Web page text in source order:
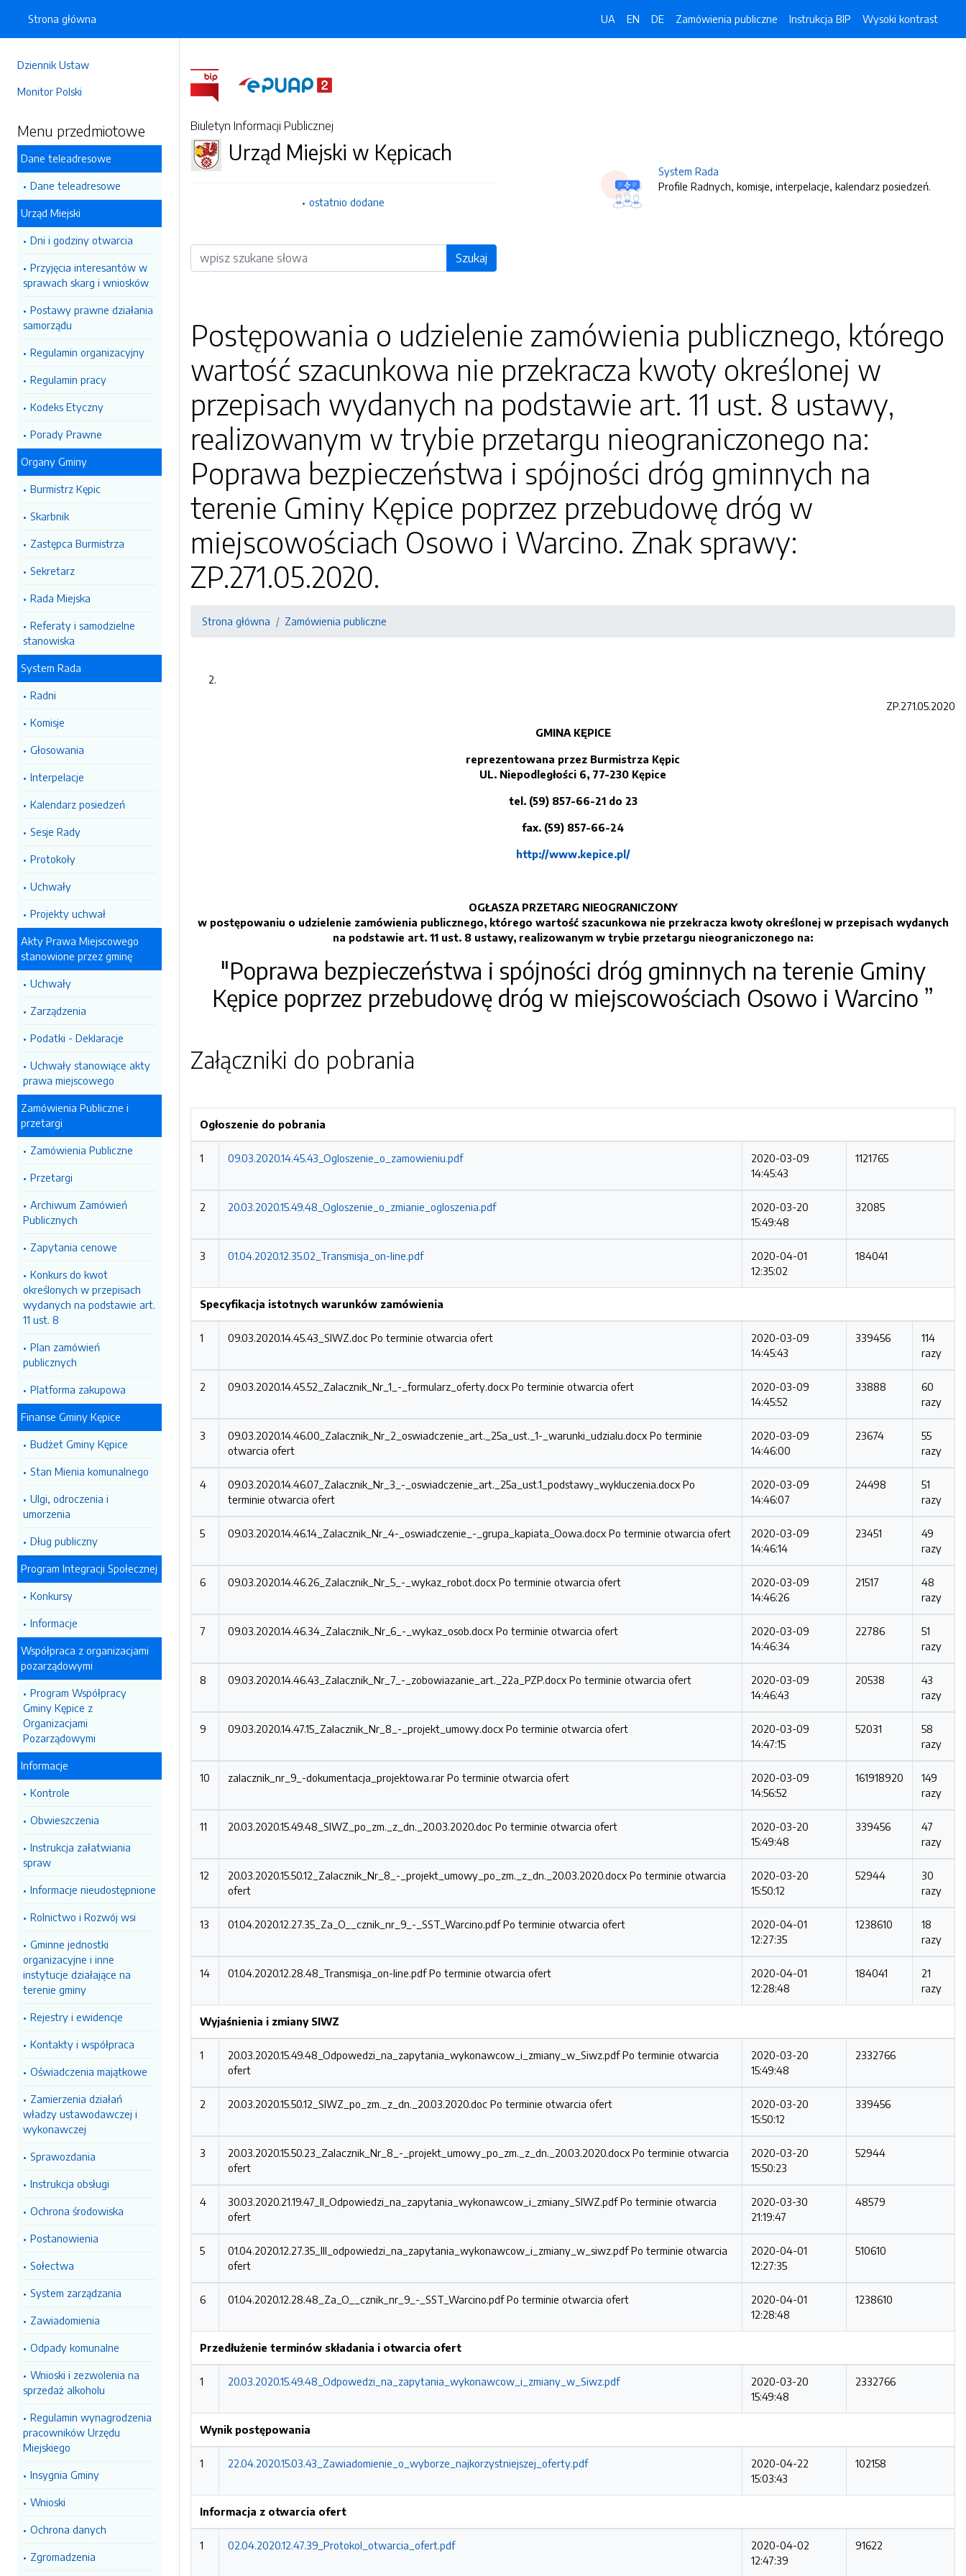
Dziennik Ustaw
Monitor Polski
Menu przedmiotowe
Dane teleadresowe
Dane teleadresowe
Urząd Miejski
Dni i godziny otwarcia
Przyjęcia interesantów w
sprawach skarg i wniosków
Postawy prawne działania
samorządu
Regulamin organizacyjny
Regulamin pracy
Kodeks Etyczny
Porady Prawne
Organy Gminy
Burmistrz Kępic
Skarbnik
Zastępca Burmistrza
Sekretarz
Rada Miejska
Referaty i samodzielne
stanowiska
System Rada
Radni
Komisje
Głosowania
Interpelacje
Kalendarz posiedzeń
Sesje Rady
Protokoły
Uchwały
Projekty uchwał
Akty Prawa Miejscowego
stanowione przez gminę
Uchwały
Zarządzenia
Podatki - Deklaracje
Uchwały stanowiące akty
prawa miejscowego
Zamówienia Publiczne i
przetargi
Zamówienia Publiczne
Przetargi
Archiwum Zamówień
Publicznych
Zapytania cenowe
Konkurs do kwot
określonych w przepisach
wydanych na podstawie art.
11 ust. 8
Plan zamówień
publicznych
Platforma zakupowa
Finanse Gminy Kępice
Budżet Gminy Kępice
Stan Mienia komunalnego
Ulgi, odroczenia i
umorzenia
Dług publiczny
Program Integracji Społecznej
Konkursy
Informacje
Współpraca z organizacjami
pozarządowymi
Program Współpracy
Gminy Kępice z
Organizacjami
Pozarządowymi
Informacje
Kontrole
Obwieszczenia
Instrukcja załatwiania
spraw
Informacje nieudostępnione
Rolnictwo i Rozwój wsi
Gminne jednostki
organizacyjne i inne
instytucje działające na
terenie gminy
Rejestry i ewidencje
Kontakty i współpraca
Oświadczenia majątkowe
Zamierzenia działań
władzy ustawodawczej i
wykonawczej
Sprawozdania
Instrukcja obsługi
Ochrona środowiska
Postanowienia
Sołectwa
System zarządzania
Zawiadomienia
Odpady komunalne
Wnioski i zezwolenia na
sprzedaż alkoholu
Regulamin wynagrodzenia
pracowników Urzędu
Miejskiego
Insygnia Gminy
Wnioski
Ochrona danych
Zgromadzenia
Strona główna UA EN DE Zamówienia publiczne Instrukcja BIP Wysoki kontrast
Biuletyn Informacji Publicznej
Urząd Miejski w Kępicach
ostatnio dodane
Wyszukiwarka Szukaj
System Rada
Profile Radnych, komisje, interpelacje, kalendarz posiedzeń.
Postępowania o udzielenie zamówienia publicznego, którego
wartość szacunkowa nie przekracza kwoty określonej w
przepisach wydanych na podstawie art. 11 ust. 8 ustawy,
realizowanym w trybie przetargu nieograniczonego na:
Poprawa bezpieczeństwa i spójności dróg gminnych na
terenie Gminy Kępice poprzez przebudowę dróg w
miejscowościach Osowo i Warcino. Znak sprawy:
ZP.271.05.2020.
Strona główna Zamówienia publiczne
ZP.271.05.2020
GMINA KĘPICE
reprezentowana przez Burmistrza Kępic
UL. Niepodległości 6, 77-230 Kępice
tel. (59) 857-66-21 do 23
fax. (59) 857-66-24
http://www.kepice.pl/
OGŁASZA PRZETARG NIEOGRANICZONY
w postępowaniu o udzielenie zamówienia publicznego, którego wartość szacunkowa nie przekracza kwoty określonej w przepisach wydanych
na podstawie art. 11 ust. 8 ustawy, realizowanym w trybie przetargu nieograniczonego na:
"Poprawa bezpieczeństwa i spójności dróg gminnych na terenie Gminy
Kępice poprzez przebudowę dróg w miejscowościach Osowo i Warcino ”
Załączniki do pobrania
Ogłoszenie do pobrania
1 09.03.2020.14.45.43_Ogloszenie_o_zamowieniu.pdf
2020-03-09
14:45:43
1121765
2 20.03.2020.15.49.48_Ogloszenie_o_zmianie_ogloszenia.pdf
2020-03-20
15:49:48
32085
3 01.04.2020.12.35.02_Transmisja_on-line.pdf
2020-04-01
12:35:02
184041
Specyfikacja istotnych warunków zamówienia
1 09.03.2020.14.45.43_SIWZ.doc Po terminie otwarcia ofert
2020-03-09
14:45:43
339456
114
razy
2 09.03.2020.14.45.52_Zalacznik_Nr_1_-_formularz_oferty.docx Po terminie otwarcia ofert
2020-03-09
14:45:52
33888
60
razy
3 09.03.2020.14.46.00_Zalacznik_Nr_2_oswiadczenie_art._25a_ust._1-_warunki_udzialu.docx Po terminie
otwarcia ofert
2020-03-09
14:46:00
23674
55
razy
4 09.03.2020.14.46.07_Zalacznik_Nr_3_-_oswiadczenie_art._25a_ust.1_podstawy_wykluczenia.docx Po
terminie otwarcia ofert
2020-03-09
14:46:07
24498
51
razy
5 09.03.2020.14.46.14_Zalacznik_Nr_4-_oswiadczenie_-_grupa_kapiata_Oowa.docx Po terminie otwarcia ofert
2020-03-09
14:46:14
23451
49
razy
6 09.03.2020.14.46.26_Zalacznik_Nr_5_-_wykaz_robot.docx Po terminie otwarcia ofert
2020-03-09
14:46:26
21517
48
razy
7 09.03.2020.14.46.34_Zalacznik_Nr_6_-_wykaz_osob.docx Po terminie otwarcia ofert
2020-03-09
14:46:34
22786
51
razy
8 09.03.2020.14.46.43_Zalacznik_Nr_7_-_zobowiazanie_art._22a_PZP.docx Po terminie otwarcia ofert
2020-03-09
14:46:43
20538
43
razy
9 09.03.2020.14.47.15_Zalacznik_Nr_8_-_projekt_umowy.docx Po terminie otwarcia ofert
2020-03-09
14:47:15
52031
58
razy
10 zalacznik_nr_9_-dokumentacja_projektowa.rar Po terminie otwarcia ofert
2020-03-09
14:56:52
161918920
149
razy
11 20.03.2020.15.49.48_SIWZ_po_zm._z_dn._20.03.2020.doc Po terminie otwarcia ofert
2020-03-20
15:49:48
339456
47
razy
12 20.03.2020.15.50.12_Zalacznik_Nr_8_-_projekt_umowy_po_zm._z_dn._20.03.2020.docx Po terminie otwarcia
ofert
2020-03-20
15:50:12
52944
30
razy
13 01.04.2020.12.27.35_Za_O__cznik_nr_9_-_SST_Warcino.pdfPo terminie otwarcia ofert
2020-04-01
12:27:35
1238610
18
razy
14 01.04.2020.12.28.48_Transmisja_on-line.pdfPo terminie otwarcia ofert
2020-04-01
12:28:48
184041
21
razy
Wyjaśnienia i zmiany SIWZ
1 20.03.2020.15.49.48_Odpowedzi_na_zapytania_wykonawcow_i_zmiany_w_Siwz.pdfPo terminie otwarcia
ofert
2020-03-20
15:49:48
2332766
2 20.03.2020.15.50.12_SIWZ_po_zm._z_dn._20.03.2020.doc Po terminie otwarcia ofert
2020-03-20
15:50:12
339456
3 20.03.2020.15.50.23_Zalacznik_Nr_8_-_projekt_umowy_po_zm._z_dn._20.03.2020.docx Po terminie otwarcia
ofert
2020-03-20
15:50:23
52944
4 30.03.2020.21.19.47_II_Odpowiedzi_na_zapytania_wykonawcow_i_zmiany_SIWZ.pdfPo terminie otwarcia
ofert
2020-03-30
21:19:47
48579
5 01.04.2020.12.27.35_III_odpowiedzi_na_zapytania_wykonawcow_i_zmiany_w_siwz.pdfPo terminie otwarcia
ofert
2020-04-01
12:27:35
510610
6 01.04.2020.12.28.48_Za_O__cznik_nr_9_-_SST_Warcino.pdfPo terminie otwarcia ofert
2020-04-01
12:28:48
1238610
Przedłużenie terminów składania i otwarcia ofert
1 20.03.2020.15.49.48_Odpowedzi_na_zapytania_wykonawcow_i_zmiany_w_Siwz.pdf
2020-03-20
15:49:48
2332766
Wynik postępowania
1 22.04.2020.15.03.43_Zawiadomienie_o_wyborze_najkorzystniejszej_oferty.pdf
2020-04-22
15:03:43
102158
Informacja z otwarcia ofert
1 02.04.2020.12.47.39_Protokol_otwarcia_ofert.pdf
2020-04-02
12:47:39
91622